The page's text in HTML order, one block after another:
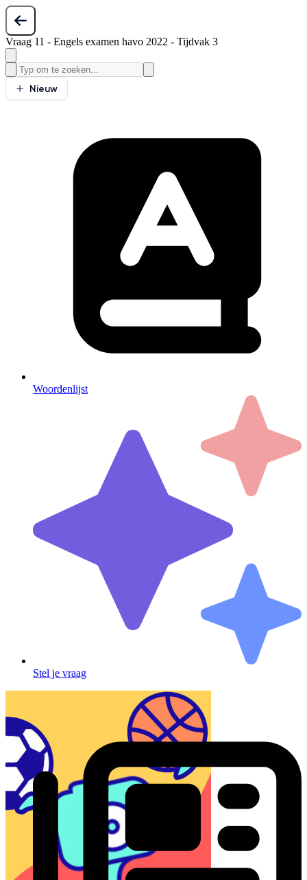
Vraag 11 - Engels examen havo 2022 - Tijdvak 3
Nieuw
Woordenlijst
Stel je vraag